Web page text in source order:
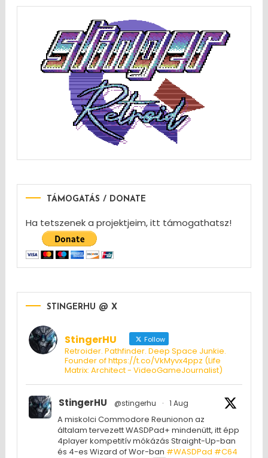
TÁMOGATÁS / DONATE
Ha tetszenek a projektjeim, itt támogathatsz!
STINGERHU @ X
StingerHU Follow
Retroider. Pathfinder. Deep Space Junkie.
Founder of https://t.co/VkMyvx4ppz (Life
Matrix: Architect - VideoGameJournalist)
StingerHU @stingerhu · 1 Aug
A miskolci Commodore Reunionon az
általam tervezett WASDPad+ mindenütt, itt épp
4player kompetitív mókázás Straight-Up-ban
és 4-es Wizard of Wor-ban #WASDPad #C64